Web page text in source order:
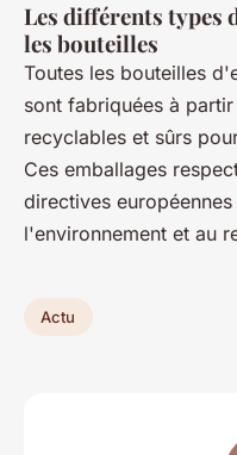
Les différents types
les bouteilles
Toutes les bouteilles
sont fabriquées à
recyclables et sûrs
Ces emballages
directives
l'environnement et au
Actu